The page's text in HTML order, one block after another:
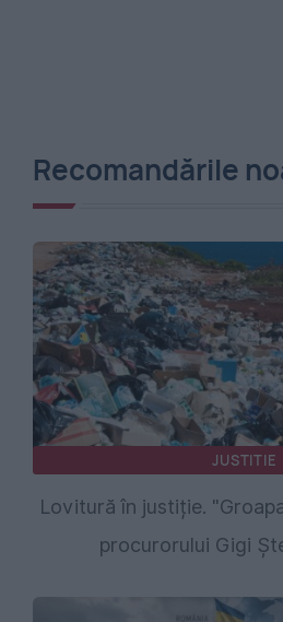
Recomandările
JUSTITIE
Lovitură în justiție.
procurorului Gigi